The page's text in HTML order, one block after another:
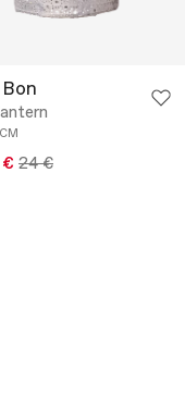
24 €